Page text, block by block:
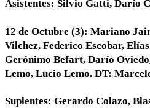
Asistentes: Silvio Gatti, Darío
12 de Octubre (3): Mariano
Vilchez, Federico Escobar,
Gerónimo Befart, Darío
Lemo, Lucio Lemo. DT:
Suplentes: Gerardo Colazo,